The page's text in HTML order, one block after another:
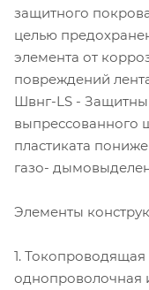
защитного
целью
элемента от
повреждений
Швнг-LS -
выпрессованного
пластиката
газо-
Элементы
1.
однопроволочная